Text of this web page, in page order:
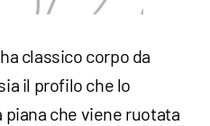
classico corpo da
il profilo che lo
che viene ruotata